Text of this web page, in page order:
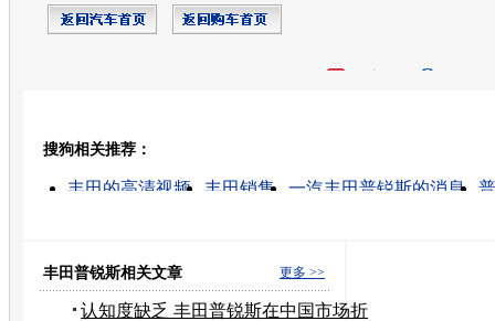
搜狗相关推荐：
丰田的高清视频 丰田销售 一汽丰田普锐斯的消息
更多 >>
丰田普锐斯相关文章
认知度缺乏 丰田普锐斯在中国市场折